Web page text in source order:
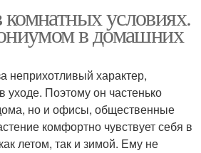
условиях.
в домашних
неприхотливый характер,
уходе. Поэтому он частенько
но и офисы, общественные
комфортно чувствует себя в
летом, так и зимой. Ему не